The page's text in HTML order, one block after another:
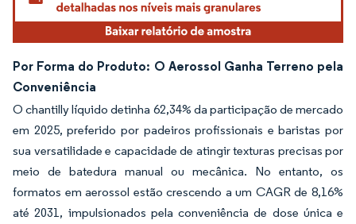
Por Forma do Produto: O Aerossol Ganha Terreno pela
Conveniência
O chantilly líquido detinha 62,34% da participação de mercado
em 2025, preferido por padeiros profissionais e baristas por
sua versatilidade e capacidade de atingir texturas precisas por
meio de batedura manual ou mecânica. No entanto, os
formatos em aerossol estão crescendo a um CAGR de 8,16%
até 2031, impulsionados pela conveniência de dose única e